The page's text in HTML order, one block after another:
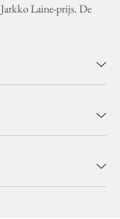
Laine-prijs. De